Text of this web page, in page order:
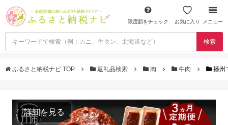
限度額をチェック お気に入り メニュー
検索
ふるさと納税ナビ TOP 返礼品検索 肉 牛肉 播州
詳細を見る